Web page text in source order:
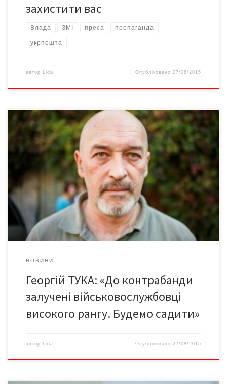
захистити вас
Влада ЗМІ преса пропаганда
укрпошта
автор Lida Опубліковано27/08/2015
Новопризначений глава Луганської військово-цивільної
адміністрації та засновник волонтерского фонду «Народний
тил» Георгій Тука ніколи не працював чиновником. «Усе своє
життя я намагався змінити цю країну. Ця посада просто дає
мені нові можливості», – пояснив він. Єдиною умовою, що він
висунув президенту, були широкі повноваження та можливість
не вважатися штиком президентської […]
НОВИНИ
Георгій ТУКА: «До контрабанди
залучені військовослужбовці
високого рангу. Будемо садити»
автор Lida Опубліковано 27/08/2015